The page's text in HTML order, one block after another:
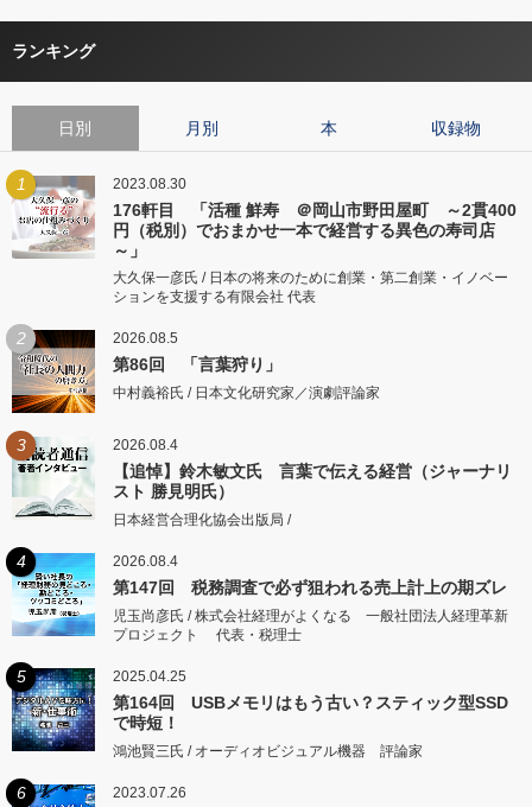
ランキング
日別 月別 本 収録物
1 2023.08.30
176軒目 「活種 鮮寿 ＠岡山市野田屋町 ～2貫400
円（税別）でおまかせ一本で経営する異色の寿司店
～」
大久保一彦氏 / 日本の将来のために創業・第二創業・イノベー
ションを支援する有限会社 代表
2 2026.08.5
第86回 「言葉狩り」
中村義裕氏 / 日本文化研究家／演劇評論家
3 2026.08.4
【追悼】鈴木敏文氏 言葉で伝える経営（ジャーナリ
スト 勝見明氏）
日本経営合理化協会出版局 /
4 2026.08.4
第147回 税務調査で必ず狙われる売上計上の期ズレ
児玉尚彦氏 / 株式会社経理がよくなる 一般社団法人経理革新
プロジェクト 代表・税理士
5 2025.04.25
第164回 USBメモリはもう古い？スティック型SSD
で時短！
鴻池賢三氏 / オーディオビジュアル機器 評論家
6 2023.07.26